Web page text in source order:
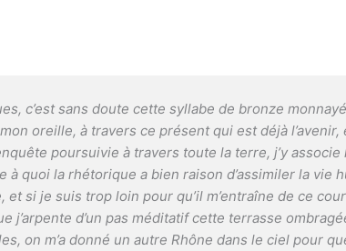
c’est sans doute cette syllabe de bronze
oreille, à travers ce présent qui est déjà
poursuivie à travers toute la terre, j’y
à quoi la rhétorique a bien raison d’assimiler la vie
et si je suis trop loin pour qu’il m’entraîne de ce
j’arpente d’un pas méditatif cette terrasse
on m’a donné un autre Rhône dans le ciel pour